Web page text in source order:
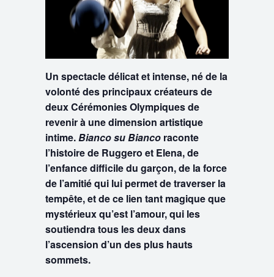
Un spectacle délicat et intense, né de la
volonté des principaux créateurs de
deux Cérémonies Olympiques de
revenir à une dimension artistique
intime.Bianco su Bianco raconte
l’histoire de Ruggero et Elena, de
l’enfance difficile du garçon, de la force
de l’amitié qui lui permet de traverser la
tempête, et de ce lien tant magique que
mystérieux qu’est l’amour, qui les
soutiendra tous les deux dans
l’ascension d’un des plus hauts
sommets.